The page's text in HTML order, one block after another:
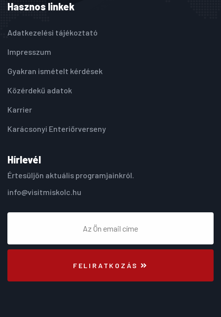
Hasznos linkek
Adatkezelési tájékoztató
Impresszum
Gyakran ismételt kérdések
Közérdekű adatok
Karrier
Karácsonyi Enteriőrverseny
Hírlevél
Értesüljön aktuális programjainkról.
info@visitmiskolc.hu
FELIRATKOZÁS